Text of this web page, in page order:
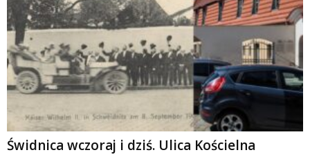
Świdnica wczoraj i dziś. Ulica Kościelna